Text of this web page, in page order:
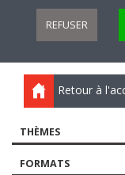
REFUSER
Retour à
THÈMES
FORMATS